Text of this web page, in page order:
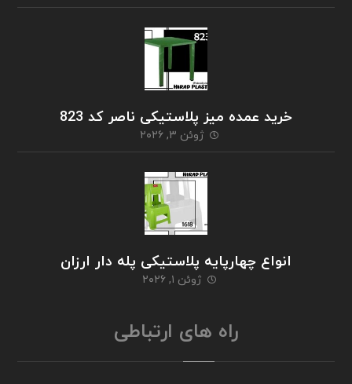
خرید عمده میز پلاستیکی ناصر کد 823
ژوئن ۳, ۲۰۲۶
انواع چهارپایه پلاستیکی پله دار ارزان
ژوئن ۱, ۲۰۲۶
راه های ارتباطی